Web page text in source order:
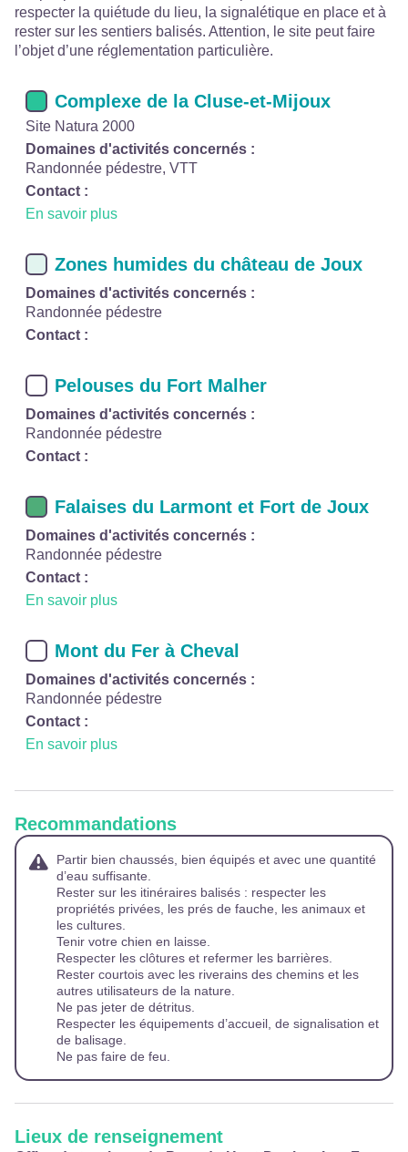
respecter la quiétude du lieu, la signalétique en place et à
rester sur les sentiers balisés. Attention, le site peut faire
l’objet d’une réglementation particulière.
Complexe de la Cluse-et-Mijoux
Site Natura 2000
Domaines d'activités concernés :
Randonnée pédestre, VTT
Contact :
En savoir plus
Zones humides du château de Joux
Domaines d'activités concernés :
Randonnée pédestre
Contact :
Pelouses du Fort Malher
Domaines d'activités concernés :
Randonnée pédestre
Contact :
Falaises du Larmont et Fort de Joux
Domaines d'activités concernés :
Randonnée pédestre
Contact :
En savoir plus
Mont du Fer à Cheval
Domaines d'activités concernés :
Randonnée pédestre
Contact :
En savoir plus
Recommandations
Partir bien chaussés, bien équipés et avec une quantité
d’eau suffisante.
Rester sur les itinéraires balisés : respecter les
propriétés privées, les prés de fauche, les animaux et
les cultures.
Tenir votre chien en laisse.
Respecter les clôtures et refermer les barrières.
Rester courtois avec les riverains des chemins et les
autres utilisateurs de la nature.
Ne pas jeter de détritus.
Respecter les équipements d’accueil, de signalisation et
de balisage.
Ne pas faire de feu.
Lieux de renseignement